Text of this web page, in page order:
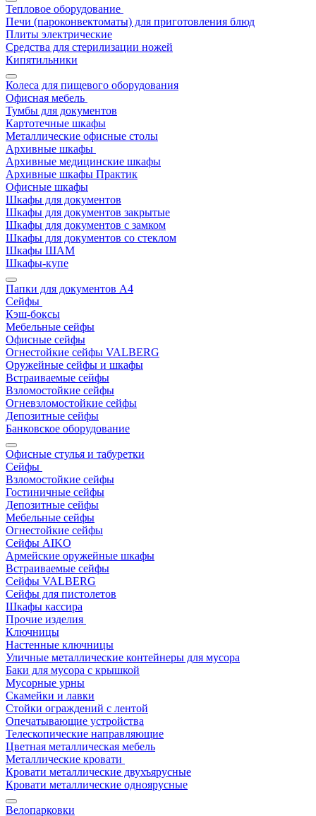
Тепловое оборудование
Печи (пароконвектоматы) для приготовления блюд
Плиты электрические
Средства для стерилизации ножей
Кипятильники
Колеса для пищевого оборудования
Офисная мебель
Тумбы для документов
Картотечные шкафы
Металлические офисные столы
Архивные шкафы
Архивные медицинские шкафы
Архивные шкафы Практик
Офисные шкафы
Шкафы для документов
Шкафы для документов закрытые
Шкафы для документов с замком
Шкафы для документов со стеклом
Шкафы ШАМ
Шкафы-купе
Папки для документов A4
Сейфы
Кэш-боксы
Мебельные сейфы
Офисные сейфы
Огнестойкие сейфы VALBERG
Оружейные сейфы и шкафы
Встраиваемые сейфы
Взломостойкие сейфы
Огневзломостойкие сейфы
Депозитные сейфы
Банковское оборудование
Офисные стулья и табуретки
Сейфы
Взломостойкие сейфы
Гостиничные сейфы
Депозитные сейфы
Мебельные сейфы
Огнестойкие сейфы
Сейфы AIKO
Армейские оружейные шкафы
Встраиваемые сейфы
Сейфы VALBERG
Сейфы для пистолетов
Шкафы кассира
Прочие изделия
Ключницы
Настенные ключницы
Уличные металлические контейнеры для мусора
Баки для мусора с крышкой
Мусорные урны
Скамейки и лавки
Стойки ограждений с лентой
Опечатывающие устройства
Телескопические направляющие
Цветная металлическая мебель
Металлические кровати
Кровати металлические двухъярусные
Кровати металлические одноярусные
Велопарковки